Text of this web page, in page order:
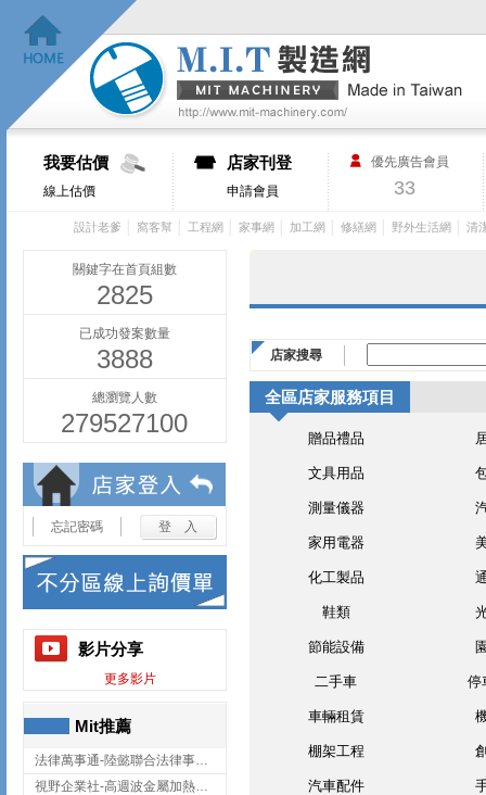
我要估價
線上估價
店家刊登
申請會員
優先廣告會員
33
設計老爹 窩客幫 工程網 家事網 加工網 修繕網 野外生活網 清
關鍵字在首頁組數
2825
已成功發案數量
3888
總瀏覽人數
279527100
忘記密碼
影片分享
更多影片
Mit推薦
法律萬事通-陸懿聯合法律事務所
視野企業社-高週波金屬加熱設備,彰化高週波金屬加熱設備
店家搜尋
全區店家服務項目
贈品禮品
文具用品
測量儀器
家用電器
化工製品
鞋類
節能設備
二手車 停
車輛租賃
棚架工程
汽車配件